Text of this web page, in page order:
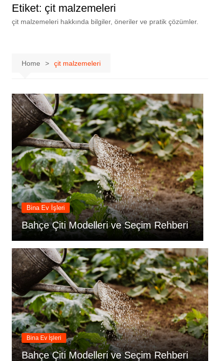
Etiket: çit malzemeleri
çit malzemeleri hakkında bilgiler, öneriler ve pratik çözümler.
Home çit malzemeleri
Bina Ev İşleri
Bahçe Çiti Modelleri ve Seçim Rehberi
Bina Ev İşleri
Bahçe Çiti Modelleri ve Seçim Rehberi